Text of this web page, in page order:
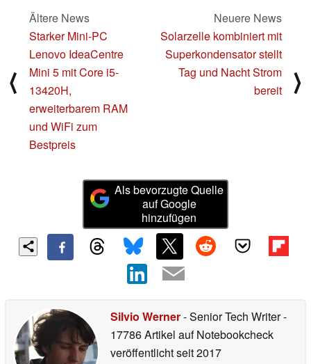
⟨
Ältere News
Starker Mini-PC
Lenovo IdeaCentre
Mini 5 mit Core i5-
13420H,
erweiterbarem RAM
und WiFi zum
Bestpreis
Neuere News
Solarzelle kombiniert mit
Superkondensator stellt
Tag und Nacht Strom
bereit
⟩
Als bevorzugte Quelle
auf Google
hinzufügen
Silvio Werner- Senior Tech Writer-
17786 Artikel auf Notebookcheck
veröffentlichtseit 2017